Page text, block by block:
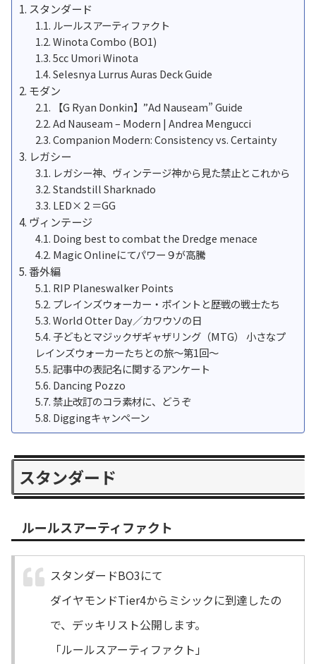
スタンダード
ルールスアーティファクト
Winota Combo (BO1)
5cc Umori Winota
Selesnya Lurrus Auras Deck Guide
モダン
【G Ryan Donkin】”Ad Nauseam” Guide
Ad Nauseam – Modern | Andrea Mengucci
Companion Modern: Consistency vs. Certainty
レガシー
レガシー神、ヴィンテージ神から見た禁止とこれから
Standstill Sharknado
LED×２＝GG
ヴィンテージ
Doing best to combat the Dredge menace
Magic Onlineにてパワー９が高騰
番外編
RIP Planeswalker Points
プレインズウォーカー・ポイントと歴戦の戦士たち
World Otter Day／カワウソの日
子どもとマジックザギャザリング（MTG） 小さなプ
レインズウォーカーたちとの旅〜第1回〜
記事中の表記名に関するアンケート
Dancing Pozzo
禁止改訂のコラ素材に、どうぞ
Diggingキャンペーン
スタンダード
ルールスアーティファクト
スタンダードBO3にて
ダイヤモンドTier4からミシックに到達したの
で、デッキリスト公開します。
「ルールスアーティファクト」